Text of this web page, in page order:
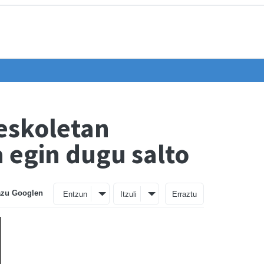
dugu salto
Googlen Entzun Itzuli Erraztu